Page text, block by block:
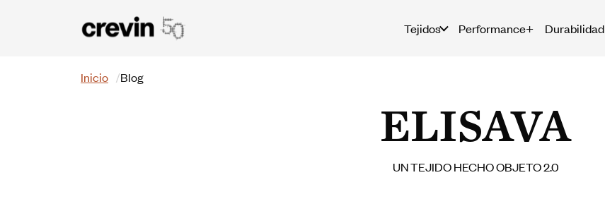
Tejidos
Performance+ Durabilidad
Buscar
Inicio Blog
ELISAVA
UN TEJIDO HECHO OBJETO 2.0